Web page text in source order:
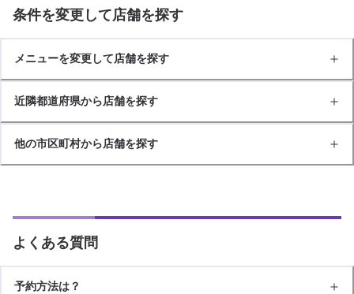
条件を変更して店舗を探す
メニューを変更して店舗を探す
近隣都道府県から店舗を探す
他の市区町村から店舗を探す
よくある質問
予約方法は？